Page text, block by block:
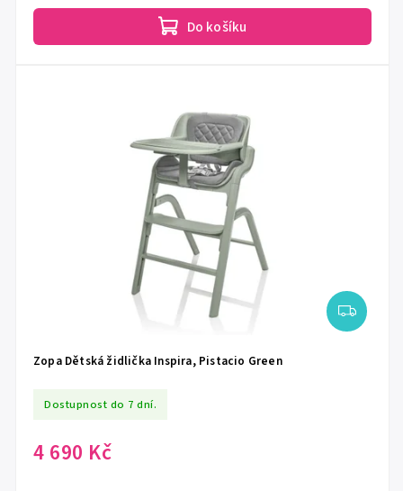
Do košíku
Zopa Dětská židlička Inspira, Pistacio Green
Dostupnost do 7 dní.
4 690 Kč